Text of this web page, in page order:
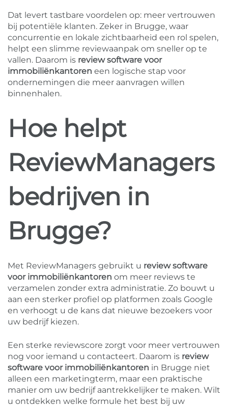
Dat levert tastbare voordelen op: meer vertrouwen
bij potentiële klanten. Zeker in Brugge, waar
concurrentie en lokale zichtbaarheid een rol spelen,
helpt een slimme reviewaanpak om sneller op te
vallen. Daarom is review software voor
immobiliënkantoren een logische stap voor
ondernemingen die meer aanvragen willen
binnenhalen.
Hoe helpt
ReviewManagers
bedrijven in
Brugge?
Met ReviewManagers gebruikt u review software
voor immobiliënkantoren om meer reviews te
verzamelen zonder extra administratie. Zo bouwt u
aan een sterker profiel op platformen zoals Google
en verhoogt u de kans dat nieuwe bezoekers voor
uw bedrijf kiezen.
Een sterke reviewscore zorgt voor meer vertrouwen
nog voor iemand u contacteert. Daarom is review
software voor immobiliënkantoren in Brugge niet
alleen een marketingterm, maar een praktische
manier om uw bedrijf aantrekkelijker te maken. Wilt
u ontdekken welke formule het best bij uw